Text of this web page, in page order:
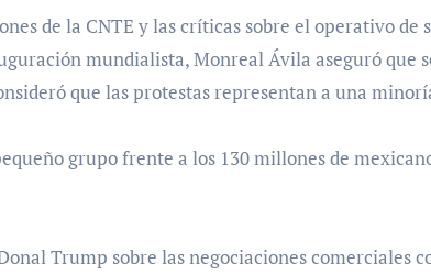
de la CNTE y las críticas sobre el operativo de
mundialista, Monreal Ávila aseguró que
que las protestas representan a una
grupo frente a los 130 millones de
Trump sobre las negociaciones comerciales